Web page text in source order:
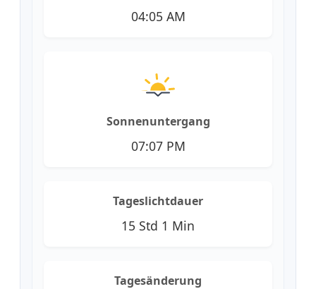
04:05 AM
Sonnenuntergang
07:07 PM
Tageslichtdauer
15 Std 1 Min
Tagesänderung